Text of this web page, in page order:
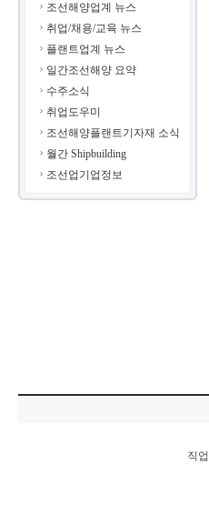
조선해양업계 뉴스
취업/채용/교육 뉴스
플랜트업계 뉴스
일간조선해양 요약
수주소식
취업도우미
조선해양플랜트기자재 소식
월간 Shipbuilding
조선업기업정보
직